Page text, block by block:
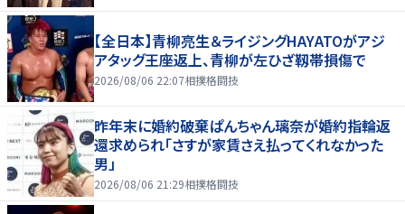
【全日本】青柳亮生＆ライジングHAYATOがアジ
アタッグ王座返上、青柳が左ひざ靱帯損傷で
2026/08/06 22:07相撲格闘技
昨年末に婚約破棄ぱんちゃん璃奈が婚約指輪返
還求められ「さすが家賃さえ払ってくれなかった
男」
2026/08/06 21:29相撲格闘技